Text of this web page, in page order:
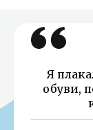
Я
обуви,